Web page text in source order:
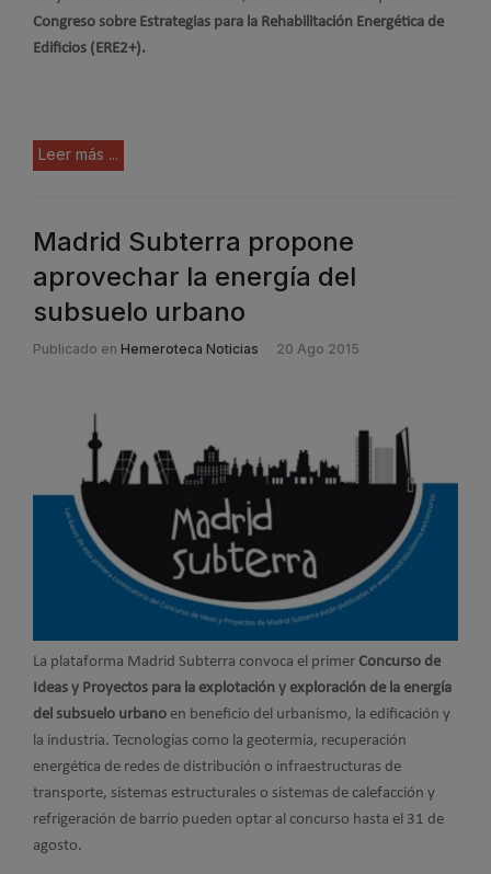
Congreso sobre Estrategias para la Rehabilitación Energética de
Edificios (ERE2+).
Leer más ...
Madrid Subterra propone
aprovechar la energía del
subsuelo urbano
Publicado en Hemeroteca Noticias 20 Ago 2015
La plataforma Madrid Subterra convoca el primer Concurso de
Ideas y Proyectos para la explotación y exploración de la energía
del subsuelo urbano en beneficio del urbanismo, la edificación y
la industria. Tecnologías como la geotermia, recuperación
energética de redes de distribución o infraestructuras de
transporte, sistemas estructurales o sistemas de calefacción y
refrigeración de barrio pueden optar al concurso hasta el 31 de
agosto.